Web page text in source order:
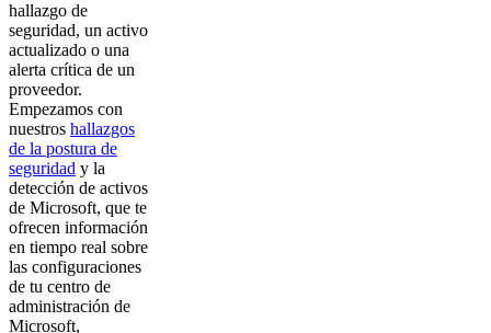
hallazgo de
seguridad, un activo
actualizado o una
alerta crítica de un
proveedor.
Empezamos con
nuestros hallazgos
de la postura de
seguridad y la
detección de activos
de Microsoft, que te
ofrecen información
en tiempo real sobre
las configuraciones
de tu centro de
administración de
Microsoft,